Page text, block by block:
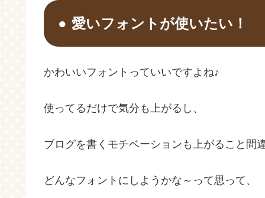
愛いフォントが使いたい！
かわいいフォントっていいですよね♪
使ってるだけで気分も上がるし、
ブログを書くモチベーションも上がること間
どんなフォントにしようかな～って思って、